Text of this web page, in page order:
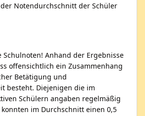
Notendurchschnitt der Schüler
Schulnoten! Anhand der Ergebnisse
offensichtlich ein Zusammenhang
Betätigung und
besteht. Diejenigen die im
Schülern angaben regelmäßig
im Durchschnitt einen 0,5